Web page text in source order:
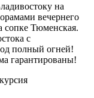
на
вечернего
сопке Тюменская.
с
полный огней!
гарантированы!